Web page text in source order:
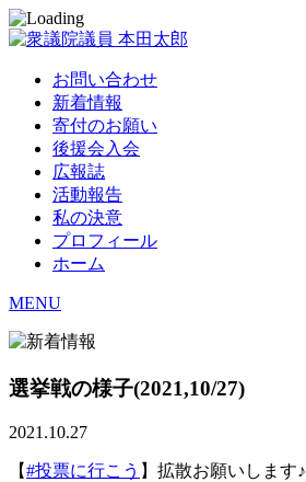
お問い合わせ
新着情報
寄付のお願い
後援会入会
広報誌
活動報告
私の決意
プロフィール
ホーム
MENU
選挙戦の様子(2021,10/27)
2021.10.27
【#投票に行こう 】拡散お願いします♪